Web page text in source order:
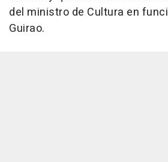
del ministro de Cultura en
Guirao.